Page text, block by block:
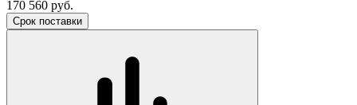
170 560 руб.
Срок поставки